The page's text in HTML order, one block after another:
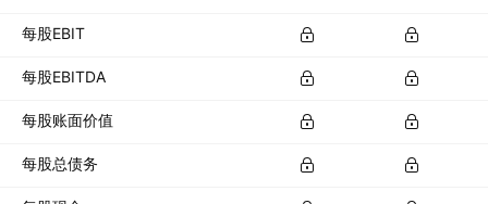
每股EBIT
每股EBITDA
每股账面价值
每股总债务